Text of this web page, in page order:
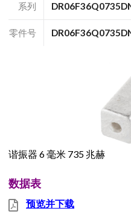
系列
零件号
谐振器 6 毫米 735 兆赫
数据表
预览并下载